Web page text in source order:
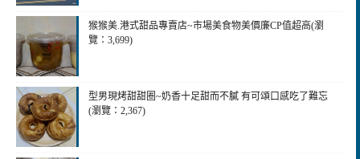
猴猴美.港式甜品專賣店~市場美食物美價廉CP值超高(瀏
覽：3,699)
型男現烤甜甜圈~奶香十足甜而不膩 有可頌口感吃了難忘
(瀏覽：2,367)